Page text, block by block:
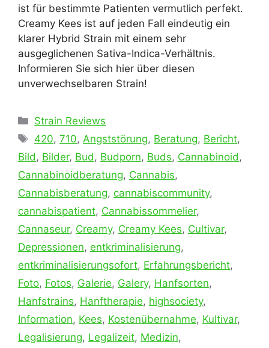
ist für bestimmte Patienten vermutlich perfekt.
Creamy Kees ist auf jeden Fall eindeutig ein
klarer Hybrid Strain mit einem sehr
ausgeglichenen Sativa-Indica-Verhältnis.
Informieren Sie sich hier über diesen
unverwechselbaren Strain!
Kategorien
Strain Reviews
Schlagwörter
420,710, Angststörung, Beratung, Bericht,
Bild , Bilder, Bud , Budporn, Buds, Cannabinoid ,
Cannabinoidberatung, Cannabis,
Cannabisberatung, cannabiscommunity,
cannabispatient, Cannabissommelier,
Cannaseur, Creamy, Creamy Kees, Cultivar,
Depressionen, entkriminalisierung,
entkriminalisierungsofort, Erfahrungsbericht,
Foto, Fotos, Galerie, Galery, Hanfsorten,
Hanfstrains, Hanftherapie, highsociety,
Information, Kees, Kostenübernahme, Kultivar,
Legalisierung, Legalizeit, Medizin,